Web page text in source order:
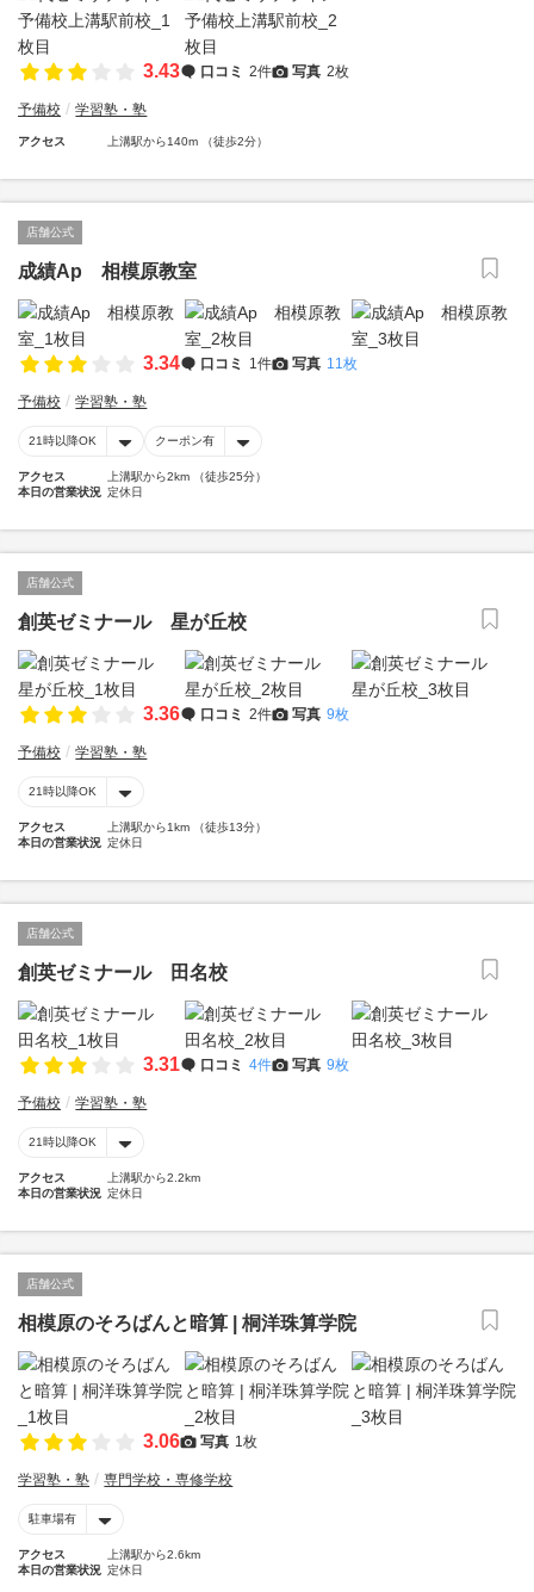
3.43 口コミ 2件 写真 2枚
予備校 学習塾・塾
アクセス 上溝駅から140m （徒歩2分）
店舗公式
成績Ap 相模原教室
3.34 口コミ 1件 写真 11枚
予備校 学習塾・塾
21時以降OK クーポン有
アクセス
上溝駅から2km （徒歩25分）
本日の営業状況 定休日
店舗公式
創英ゼミナール 星が丘校
3.36 口コミ 2件 写真 9枚
予備校 学習塾・塾
21時以降OK
アクセス
上溝駅から1km （徒歩13分）
本日の営業状況 定休日
店舗公式
創英ゼミナール 田名校
3.31 口コミ 4件 写真 9枚
予備校 学習塾・塾
21時以降OK
アクセス
上溝駅から2.2km
本日の営業状況 定休日
店舗公式
相模原のそろばんと暗算 | 桐洋珠算学院
3.06 写真 1枚
学習塾・塾 専門学校・専修学校
駐車場有
アクセス
上溝駅から2.6km
本日の営業状況 定休日